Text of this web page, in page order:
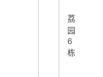
荔
园
6
栋